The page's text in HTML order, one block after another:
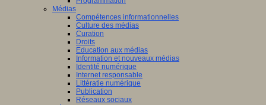
Médias
Compétences informationnelles
Culture des médias
Curation
Droits
Education aux médias
Information et nouveaux médias
Identité numérique
Internet responsable
Littératie numérique
Publication
Réseaux sociaux